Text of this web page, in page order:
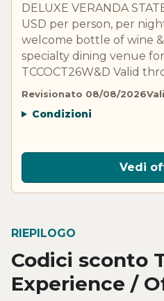
DELUXE VERANDA
USD per person, per
welcome bottle of wine
specialty dining venue for
TCCOCT26W&D Valid
Revisionato 08/08/2026
Condizioni
Vedi
RIEPILOGO
Codici sconto
Experience /